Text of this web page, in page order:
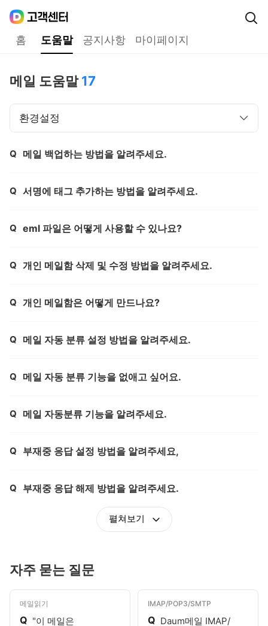
홈 도움말 공지사항 마이페이지
메일 도움말 17
환경설정
Q 메일 백업하는 방법을 알려주세요.
Q 서명에 태그 추가하는 방법을 알려주세요.
Q eml 파일은 어떻게 사용할 수 있나요?
Q 개인 메일함 삭제 및 수정 방법을 알려주세요.
Q 개인 메일함은 어떻게 만드나요?
Q 메일 자동 분류 설정 방법을 알려주세요.
Q 메일 자동 분류 기능을 없애고 싶어요.
Q 메일 자동분류 기능을 알려주세요.
Q 부재중 응답 설정 방법을 알려주세요,
Q 부재중 응답 해제 방법을 알려주세요.
펼쳐보기
자주 묻는 질문
메일읽기
Q "이 메일은
IMAP/POP3/SMTP
Q Daum메일 IMAP/